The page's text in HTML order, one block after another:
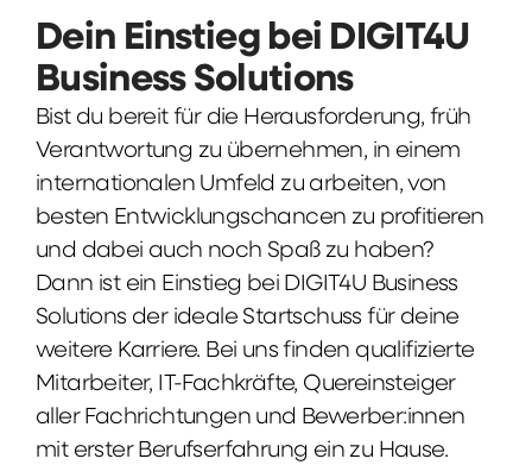
Dein Einstieg bei DIGIT4U
Business Solutions
Bist du bereit für die Herausforderung, früh
Verantwortung zu übernehmen, in einem
internationalen Umfeld zu arbeiten, von
besten Entwicklungschancen zu profitieren
und dabei auch noch Spaß zu haben?
Dann ist ein Einstieg bei DIGIT4U Business
Solutions der ideale Startschuss für deine
weitere Karriere. Bei uns finden qualifizierte
Mitarbeiter, IT-Fachkräfte, Quereinsteiger
aller Fachrichtungen und Bewerber:innen
mit erster Berufserfahrung ein zu Hause.